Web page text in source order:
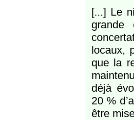
[...] Le
grande
locaux,
que la
déjà
20 %
être